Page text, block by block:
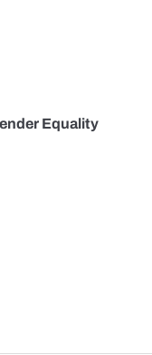
Equality